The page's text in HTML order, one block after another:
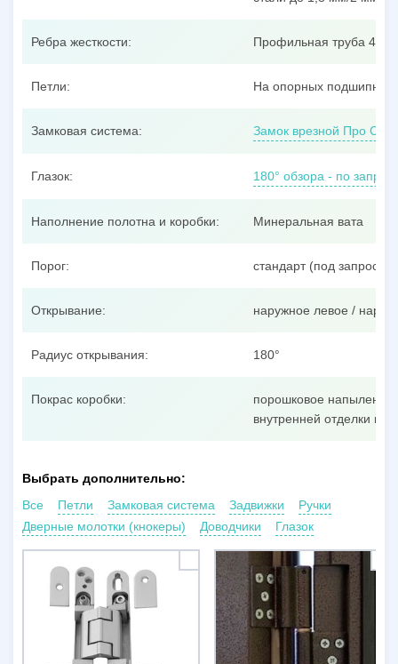
Ребра жесткости: Профильная труба
Петли: На опорных
Замковая система: Замок врезной Про Сам
Глазок: 180° обзора - по
Наполнение полотна и коробки: Минеральная вата
Порог: стандарт (под запрос –
Открывание: наружное левое /
Радиус открывания: 180°
Покрас коробки:
порошковое напыление
внутренней отделки
Выбрать дополнительно:
Все
Петли Замковая система Задвижки
Ручки
Дверные молотки (кнокеры)
Доводчики Глазок